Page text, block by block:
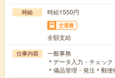
時給 時給1550円
交通費
全額支給
仕事内容
一般事務
＊データ入力・チェッ
＊備品管理・発注＊郵